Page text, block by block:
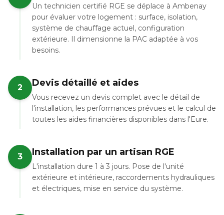
Un technicien certifié RGE se déplace à Ambenay
pour évaluer votre logement : surface, isolation,
système de chauffage actuel, configuration
extérieure. Il dimensionne la PAC adaptée à vos
besoins.
2 Devis détaillé et aides
Vous recevez un devis complet avec le détail de
l'installation, les performances prévues et le calcul de
toutes les aides financières disponibles dans l'Eure.
3 Installation par un artisan RGE
L'installation dure 1 à 3 jours. Pose de l'unité
extérieure et intérieure, raccordements hydrauliques
et électriques, mise en service du système.